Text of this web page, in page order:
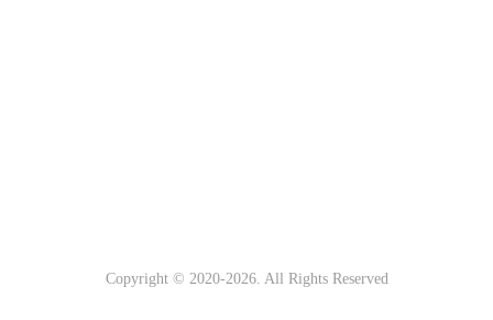
Copyright © 2020-2026. All Rights Reserved